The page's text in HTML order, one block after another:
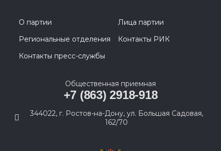
О партии
Лица партии
Региональные отделения
Контакты РИК
Контакты пресс-службы
Общественная приемная
+7 (863) 2918-918
344022, г. Ростов-на-Дону, ул. Большая Садовая,
162/70